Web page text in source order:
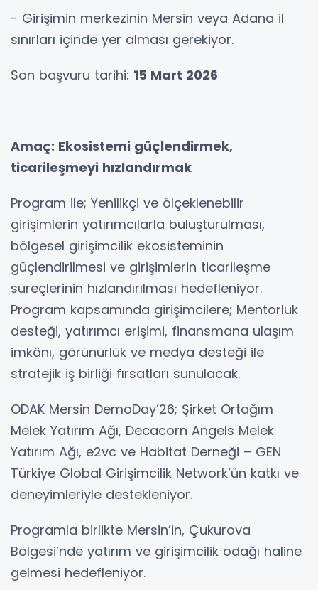
- Girişimin merkezinin Mersin veya Adana il
sınırları içinde yer alması gerekiyor.
Son başvuru tarihi: 15 Mart 2026
Amaç: Ekosistemi güçlendirmek,
ticarileşmeyi hızlandırmak
Program ile; Yenilikçi ve ölçeklenebilir
girişimlerin yatırımcılarla buluşturulması,
bölgesel girişimcilik ekosisteminin
güçlendirilmesi ve girişimlerin ticarileşme
süreçlerinin hızlandırılması hedefleniyor.
Program kapsamında girişimcilere; Mentorluk
desteği, yatırımcı erişimi, finansmana ulaşım
imkânı, görünürlük ve medya desteği ile
stratejik iş birliği fırsatları sunulacak.
ODAK Mersin DemoDay’26; Şirket Ortağım
Melek Yatırım Ağı, Decacorn Angels Melek
Yatırım Ağı, e2vc ve Habitat Derneği – GEN
Türkiye Global Girişimcilik Network’ün katkı ve
deneyimleriyle destekleniyor.
Programla birlikte Mersin’in, Çukurova
Bölgesi’nde yatırım ve girişimcilik odağı haline
gelmesi hedefleniyor.